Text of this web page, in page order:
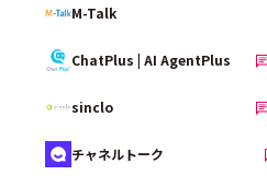
M-Talk
ChatPlus | AI AgentPlus
sinclo
チャネルトーク